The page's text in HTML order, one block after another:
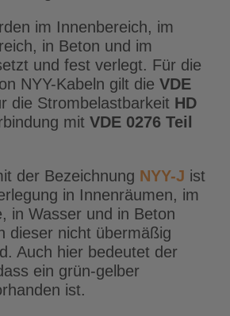
im Innenbereich, im
in Beton und im
und fest verlegt. Für die
NYY-Kabeln gilt die VDE
die Strombelastbarkeit HD
mit VDE 0276 Teil
der Bezeichnung NYY-J ist
in Innenräumen, im
in Wasser und in Beton
dieser nicht übermäßig
Auch hier bedeutet der
ein grün-gelber
ist.